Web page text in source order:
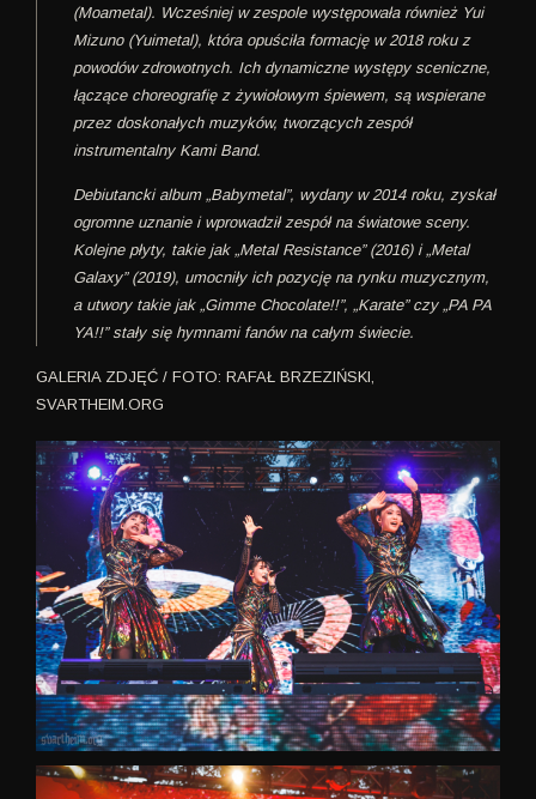
(Moametal). Wcześniej w zespole występowała również Yui
Mizuno (Yuimetal), która opuściła formację w 2018 roku z
powodów zdrowotnych. Ich dynamiczne występy sceniczne,
łączące choreografię z żywiołowym śpiewem, są wspierane
przez doskonałych muzyków, tworzących zespół
instrumentalny Kami Band.
Debiutancki album „Babymetal”, wydany w 2014 roku, zyskał
ogromne uznanie i wprowadził zespół na światowe sceny.
Kolejne płyty, takie jak „Metal Resistance” (2016) i „Metal
Galaxy” (2019), umocniły ich pozycję na rynku muzycznym,
a utwory takie jak „Gimme Chocolate!!”, „Karate” czy „PA PA
YA!!” stały się hymnami fanów na całym świecie.
GALERIA ZDJĘĆ / FOTO: RAFAŁ BRZEZIŃSKI,
SVARTHEIM.ORG